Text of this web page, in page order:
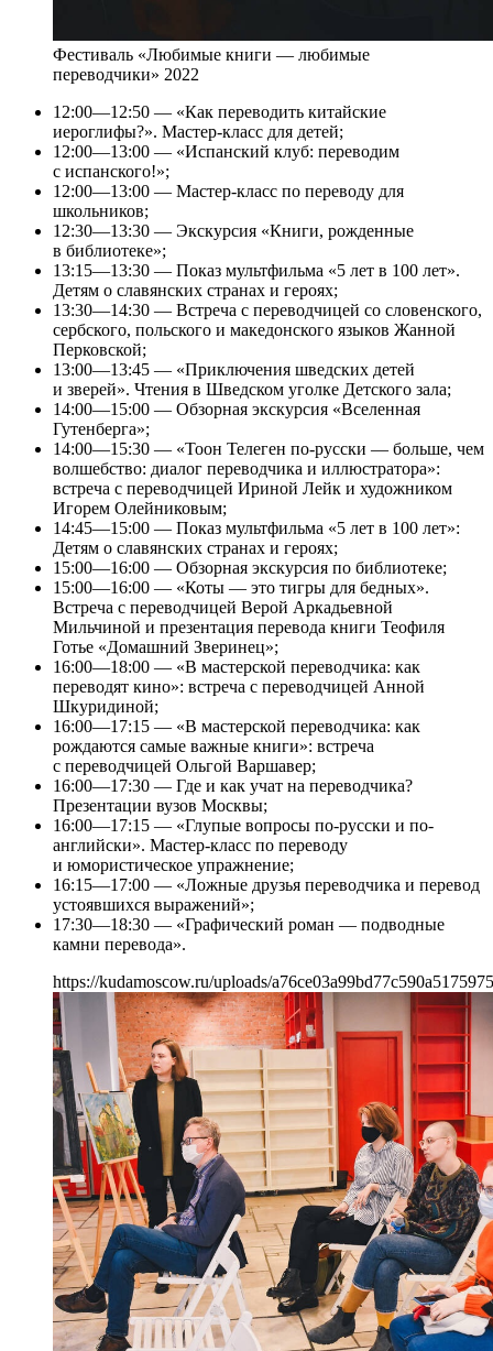
Фестиваль «Любимые книги — любимые
переводчики» 2022
12:00—12:50 — «Как переводить китайские
иероглифы?». Мастер-класс для детей;
12:00—13:00 — «Испанский клуб: переводим
с испанского!»;
12:00—13:00 — Мастер-класс по переводу для
школьников;
12:30—13:30 — Экскурсия «Книги, рожденные
в библиотеке»;
13:15—13:30 — Показ мультфильма «5 лет в 100 лет».
Детям о славянских странах и героях;
13:30—14:30 — Встреча с переводчицей со словенского,
сербского, польского и македонского языков Жанной
Перковской;
13:00—13:45 — «Приключения шведских детей
и зверей». Чтения в Шведском уголке Детского зала;
14:00—15:00 — Обзорная экскурсия «Вселенная
Гутенберга»;
14:00—15:30 — «Тоон Телеген по-русски — больше, чем
волшебство: диалог переводчика и иллюстратора»:
встреча с переводчицей Ириной Лейк и художником
Игорем Олейниковым;
14:45—15:00 — Показ мультфильма «5 лет в 100 лет»:
Детям о славянских странах и героях;
15:00—16:00 — Обзорная экскурсия по библиотеке;
15:00—16:00 — «Коты — это тигры для бедных».
Встреча с переводчицей Верой Аркадьевной
Мильчиной и презентация перевода книги Теофиля
Готье «Домашний Зверинец»;
16:00—18:00 — «В мастерской переводчика: как
переводят кино»: встреча с переводчицей Анной
Шкуридиной;
16:00—17:15 — «В мастерской переводчика: как
рождаются самые важные книги»: встреча
с переводчицей Ольгой Варшавер;
16:00—17:30 — Где и как учат на переводчика?
Презентации вузов Москвы;
16:00—17:15 — «Глупые вопросы по-русски и по-
английски». Мастер-класс по переводу
и юмористическое упражнение;
16:15—17:00 — «Ложные друзья переводчика и перевод
устоявшихся выражений»;
17:30—18:30 — «Графический роман — подводные
камни перевода».
https://kudamoscow.ru/uploads/